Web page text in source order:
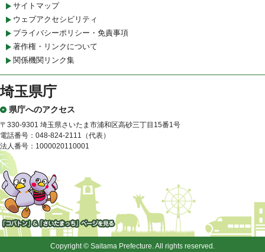
サイトマップ
ウェブアクセシビリティ
プライバシーポリシー・免責事項
著作権・リンクについて
関係機関リンク集
埼玉県庁
県庁へのアクセス
〒330-9301 埼玉県さいたま市浦和区高砂三丁目15番1号
電話番号：048-824-2111（代表）
法人番号：1000020110001
「コバトン」&「さいたまっ
Copyright © Saitama Prefecture. All rights reserved.